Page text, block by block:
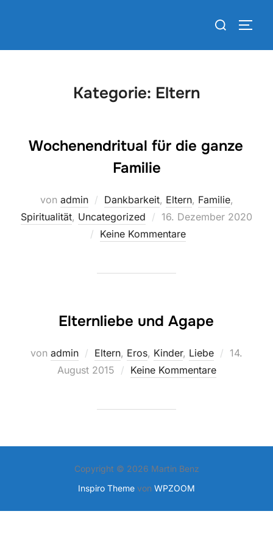
Suchen
Kategorie: Eltern
Wochenendritual für die ganze
Familie
von admin Dankbarkeit, Eltern, Familie,
Spiritualität, Uncategorized
Veröffentlicht
am
16. Dezember 2020
Keine Kommentare
Elternliebe und Agape
von admin Eltern, Eros, Kinder, Liebe
14.
August 2015
Keine Kommentare
Copyright © 2026 Martin Benz
Inspiro Theme von WPZOOM